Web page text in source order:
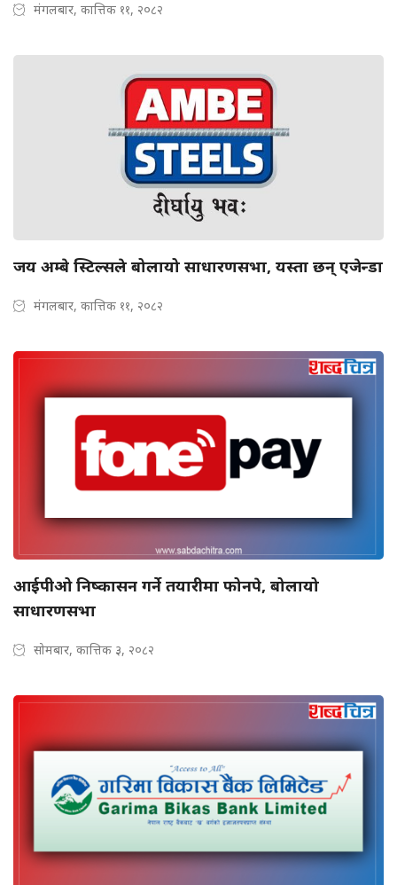
मंगलबार, कात्तिक ११, २०८२
जय अम्बे स्टिल्सले बोलायो साधारणसभा, यस्ता छन् एजेन्डा
मंगलबार, कात्तिक ११, २०८२
आईपीओ निष्कासन गर्ने तयारीमा फोनपे, बोलायो
साधारणसभा
सोमबार, कात्तिक ३, २०८२